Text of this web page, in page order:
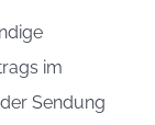
im
Sendung